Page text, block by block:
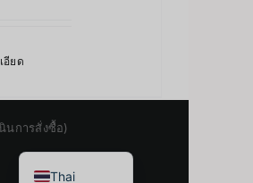
อียด
นการสั่งซื้อ)
Thai
Chinese